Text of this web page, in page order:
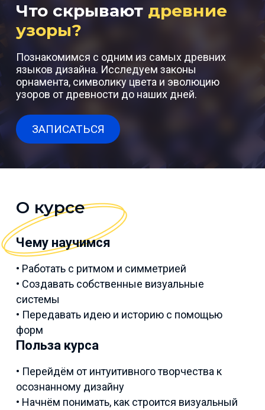
Что скрывают древние
узоры?
Познакомимся с одним из самых древних
языков дизайна. Исследуем законы
орнамента, символику цвета и эволюцию
узоров от древности до наших дней.
ЗАПИСАТЬСЯ
О курсе
Чему научимся
• Работать с ритмом и симметрией
• Создавать собственные визуальные
системы
• Передавать идею и историю с помощью
форм
Польза курса
• Перейдём от интуитивного творчества к
осознанному дизайну
• Начнём понимать, как строится визуальный